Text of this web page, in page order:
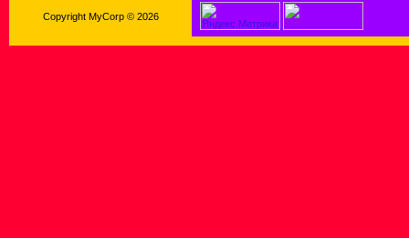
Copyright MyCorp © 2026